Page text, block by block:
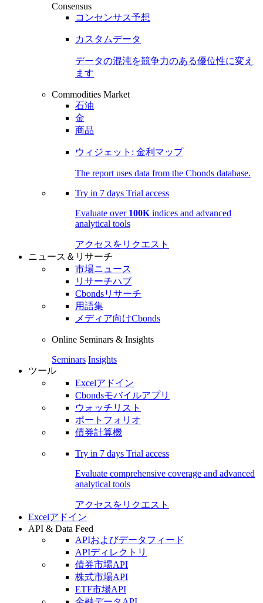
Consensus
コンセンサス予想
カスタムデータ
データの混沌を競争力のある優位性に変え
ます
Commodities Market
石油
金
商品
ウィジェット: 金利マップ
The report uses data from the Cbonds database.
Try in 7 days Trial access
Evaluate over 100K indices and advanced
analytical tools
アクセスをリクエスト
ニュース＆リサーチ
市場ニュース
リサーチハブ
Cbondsリサーチ
用語集
メディア向けCbonds
Online Seminars & Insights
Seminars Insights
ツール
Excelアドイン
Cbondsモバイルアプリ
ウォッチリスト
ポートフォリオ
債券計算機
Try in 7 days Trial access
Evaluate comprehensive coverage and advanced
analytical tools
アクセスをリクエスト
Excelアドイン
API & Data Feed
APIおよびデータフィード
APIディレクトリ
債券市場API
株式市場API
ETF市場API